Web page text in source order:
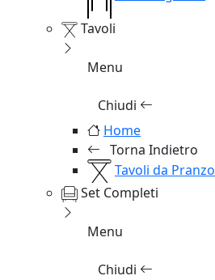
Tavoli
Menu
Chiudi
Home
Torna Indietro
Tavoli da Pranzo
Set Completi
Menu
Chiudi